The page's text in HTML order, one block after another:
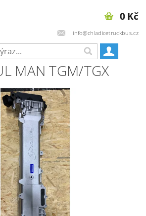
info@chladicetruckbus.cz
0 Kč
MAN TGM/TGX